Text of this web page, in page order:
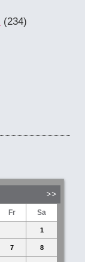
(234)
Fr Sa
1
7 8